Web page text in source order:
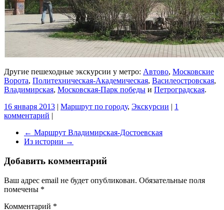
Другие пешеходные экскурсии у метро: Автово, Московские
Ворота, Политехническая-Академическая, Василеостровская,
Владимирская, Московская-Парк победы и Петроградская.
16 января 2013 | Маршрут по городу, Экскурсии | 1
комментарий |
← Маршрут Владимирская-Достоевская
Из истории →
Добавить комментарий
Ваш адрес email не будет опубликован. Обязательные поля
помечены *
Комментарий *